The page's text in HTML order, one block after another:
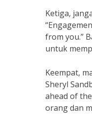
Ketiga,
from you.”
untuk
Keempat,
Sheryl
ahead of
orang dan